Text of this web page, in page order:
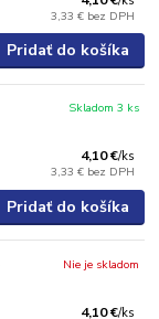
3,33 € bez DPH
Pridať do košíka
4,10 €/ks
3,33 € bez DPH
Skladom 3 ks
Pridať do košíka
4,10 €/ks
Nie je skladom